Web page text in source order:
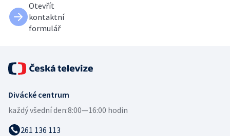
Otevřít
kontaktní
formulář
Divácké centrum
každý všední den:8:00—16:00 hodin
261 136 113